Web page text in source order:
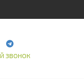
звонок